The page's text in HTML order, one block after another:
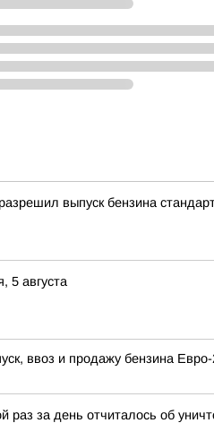
выпуск бензина
5 августа
ввоз и продажу бензина
раз за день отчиталось об